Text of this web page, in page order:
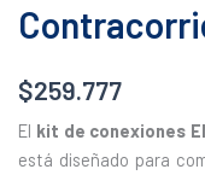
$259.777
El kit de conexiones
está diseñado para